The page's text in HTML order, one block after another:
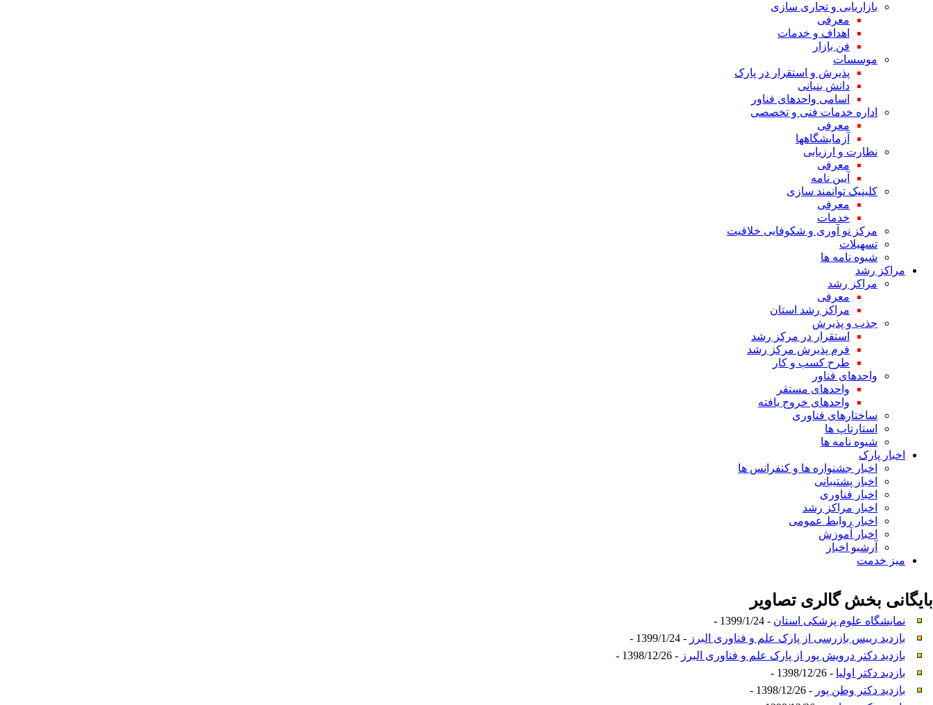
بازاریابی و تجاری سازی
معرفی
اهداف و خدمات
فن بازار
موسسات
پذیرش و استقرار در پارک
دانش بنیانی
اسامی واحدهای فناور
اداره خدمات فنی و تخصصی
معرفی
آزمایشگاهها
نظارت و ارزیابی
معرفی
آیین نامه
کلینیک توانمند سازی
معرفی
خدمات
مرکز نو آوری و شکوفایی خلاقیت
تسهیلات
شیوه نامه ها
مراکز رشد
مراکز رشد
معرفی
مراکز رشد استان
جذب و پذیرش
استقرار در مرکز رشد
فرم پذیرش مرکز رشد
طرح کسب و کار
واحدهای فناور
واحدهای مستقر
واحدهای خروج یافته
ساختارهای فناوری
استارتاپ ها
شیوه نامه ها
اخبار پارک
اخبار جشنواره ها و کنفرانس ها
اخبار پشتیبانی
اخبار فناوری
اخبار مراکز رشد
اخبار روابط عمومی
اخبار آموزش
آرشیو اخبار
میز خدمت
بایگانی بخشگالری تصاویر
نمایشگاه علوم پزشکی استان - 1399/1/24 -
بازدید رییس بازرسی از پارک علم و فناوری البرز - 1399/1/24 -
بازدید دکتر درویش پور از پارک علم و فناوری البرز - 1398/12/26 -
بازدید دکتر اولیا - 1398/12/26 -
بازدید دکتر وطن پور - 1398/12/26 -